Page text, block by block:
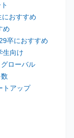
におすすめ
め
29卒におすすめ
生向け
グローバル
トアップ